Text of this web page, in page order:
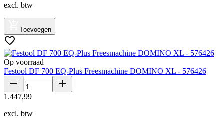
excl. btw
Toevoegen
Op voorraad
Festool DF 700 EQ-Plus Freesmachine DOMINO XL - 576426
1 .447,99
excl. btw